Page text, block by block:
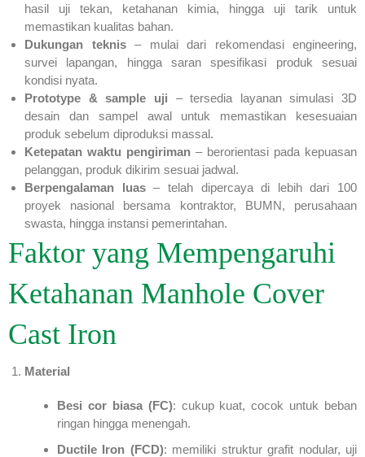
hasil uji tekan, ketahanan kimia, hingga uji tarik untuk
memastikan kualitas bahan.
Dukungan teknis– mulai dari rekomendasi engineering,
survei lapangan, hingga saran spesifikasi produk sesuai
kondisi nyata.
Prototype & sample uji – tersedia layanan simulasi 3D
desain dan sampel awal untuk memastikan kesesuaian
produk sebelum diproduksi massal.
Ketepatan waktu pengiriman – berorientasi pada kepuasan
pelanggan, produk dikirim sesuai jadwal.
Berpengalaman luas– telah dipercaya di lebih dari 100
proyek nasional bersama kontraktor, BUMN, perusahaan
swasta, hingga instansi pemerintahan.
Faktor yang Mempengaruhi
Ketahanan Manhole Cover
Cast Iron
Material
Besi cor biasa (FC): cukup kuat, cocok untuk beban
ringan hingga menengah.
Ductile Iron (FCD): memiliki struktur grafit nodular, uji